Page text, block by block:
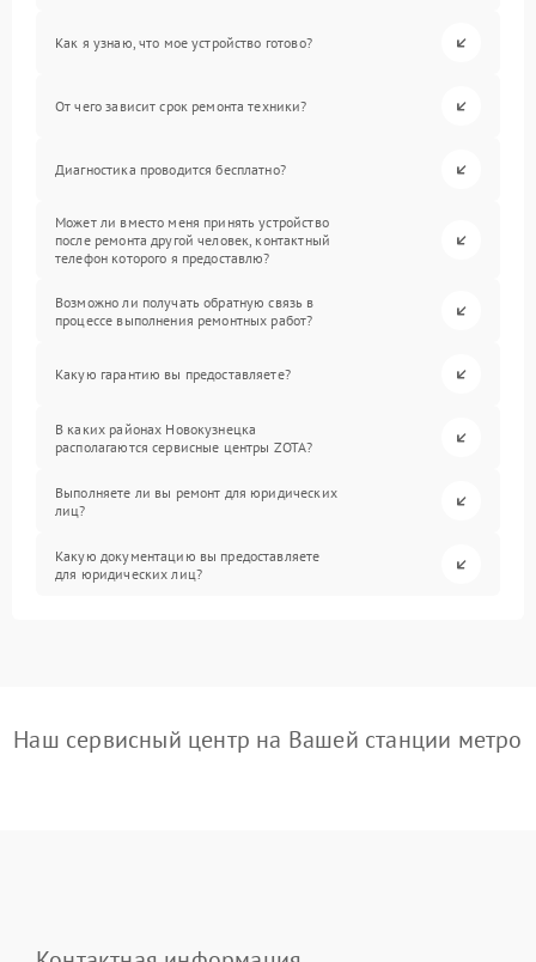
Как я узнаю, что мое устройство готово?
От чего зависит срок ремонта техники?
Диагностика проводится бесплатно?
Может ли вместо меня принять устройство
после ремонта другой человек, контактный
телефон которого я предоставлю?
Возможно ли получать обратную связь в
процессе выполнения ремонтных работ?
Какую гарантию вы предоставляете?
В каких районах Новокузнецка
располагаются сервисные центры ZOTA?
Выполняете ли вы ремонт для юридических
лиц?
Какую документацию вы предоставляете
для юридических лиц?
Наш сервисный центр на Вашей станции метро